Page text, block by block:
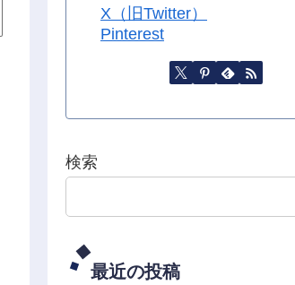
X（旧Twitter）
Pinterest
検索
最近の投稿